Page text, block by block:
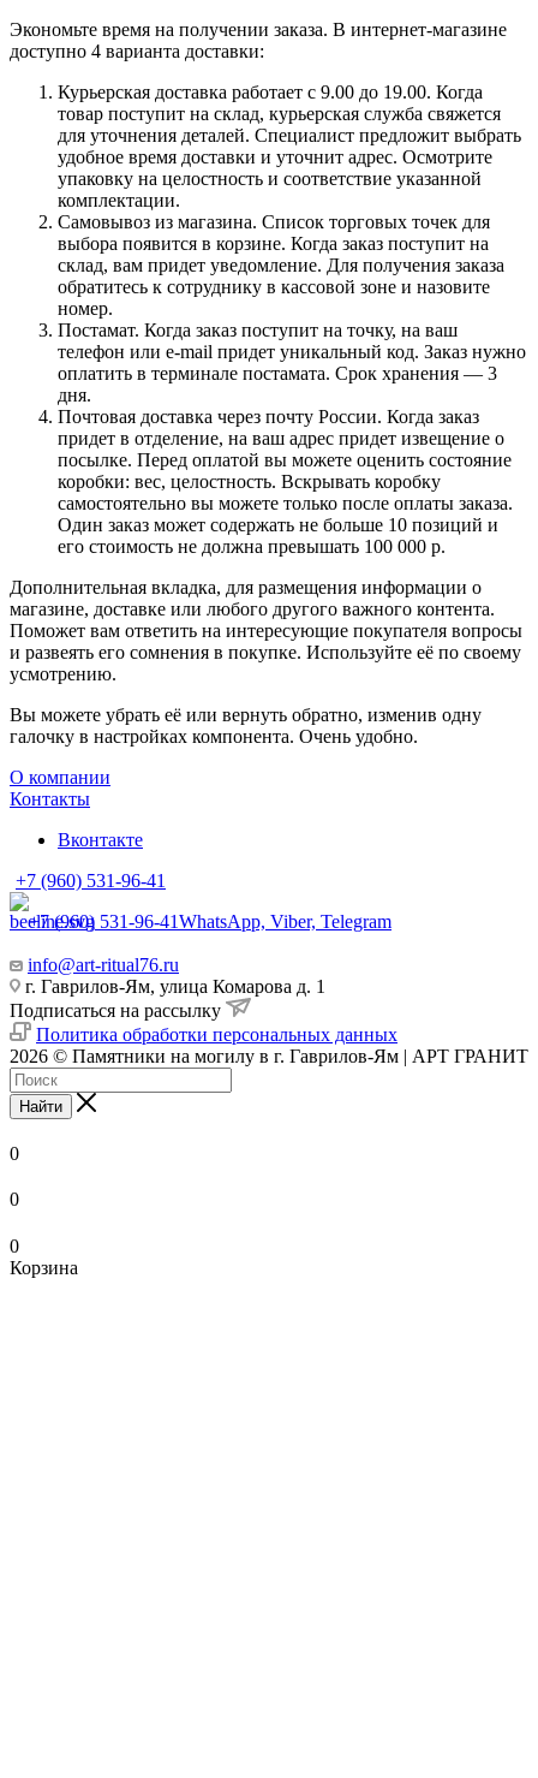
Экономьте время на получении заказа. В интернет-магазине
доступно 4 варианта доставки:
Курьерская доставка работает с 9.00 до 19.00. Когда
товар поступит на склад, курьерская служба свяжется
для уточнения деталей. Специалист предложит выбрать
удобное время доставки и уточнит адрес. Осмотрите
упаковку на целостность и соответствие указанной
комплектации.
Самовывоз из магазина. Список торговых точек для
выбора появится в корзине. Когда заказ поступит на
склад, вам придет уведомление. Для получения заказа
обратитесь к сотруднику в кассовой зоне и назовите
номер.
Постамат. Когда заказ поступит на точку, на ваш
телефон или e-mail придет уникальный код. Заказ нужно
оплатить в терминале постамата. Срок хранения — 3
дня.
Почтовая доставка через почту России. Когда заказ
придет в отделение, на ваш адрес придет извещение о
посылке. Перед оплатой вы можете оценить состояние
коробки: вес, целостность. Вскрывать коробку
самостоятельно вы можете только после оплаты заказа.
Один заказ может содержать не больше 10 позиций и
его стоимость не должна превышать 100 000 р.
Дополнительная вкладка, для размещения информации о
магазине, доставке или любого другого важного контента.
Поможет вам ответить на интересующие покупателя вопросы
и развеять его сомнения в покупке. Используйте её по своему
усмотрению.
Вы можете убрать её или вернуть обратно, изменив одну
галочку в настройках компонента. Очень удобно.
О компании
Контакты
Вконтакте
+7 (960) 531-96-41
+7 (960) 531-96-41WhatsApp, Viber, Telegram
info@art-ritual76.ru
г. Гаврилов-Ям, улица Комарова д. 1
Подписаться на рассылку
Политика обработки персональных данных
2026 © Памятники на могилу в г. Гаврилов-Ям | АРТ ГРАНИТ
Найти
0
0
0
Корзина